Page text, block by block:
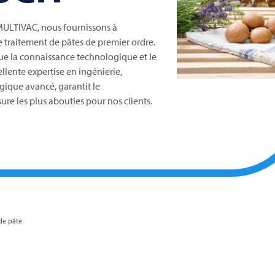
, nous fournissons à
traitement de pâtes de premier ordre.
la connaissance technologique et le
expertise en ingénierie,
avancé, garantit le
les plus abouties pour nos clients.
pâte